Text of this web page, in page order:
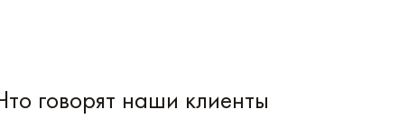
говорят наши клиенты